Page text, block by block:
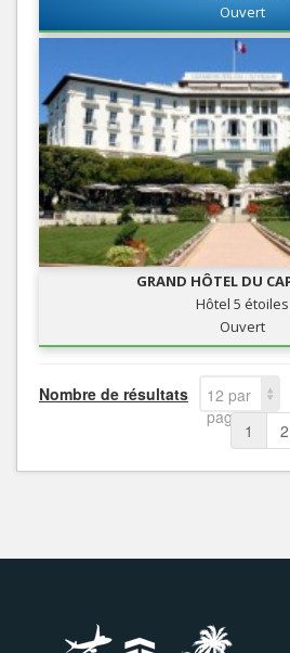
Ouvert
GRAND HÔTEL DU
Hôtel 5 étoiles
Ouvert
Nombre de résultats
12 par
page
1 2